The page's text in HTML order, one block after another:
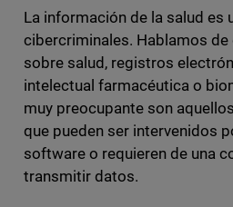
La información de la salud es
cibercriminales. Hablamos
sobre salud, registros
intelectual farmacéutica o
muy preocupante son
que pueden ser intervenidos
software o requieren de una
transmitir datos.